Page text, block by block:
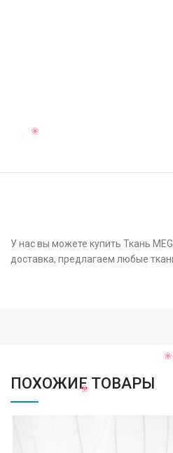
У нас вы можете купить Ткань
доставка, предлагаем любые
ПОХОЖИЕ ТОВАРЫ